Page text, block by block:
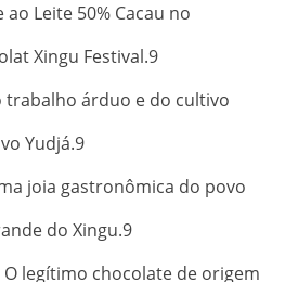
Leite 50% Cacau no
Xingu Festival.9
trabalho árduo e do cultivo
Yudjá.9
joia gastronômica do povo
do Xingu.9
O legítimo chocolate de origem